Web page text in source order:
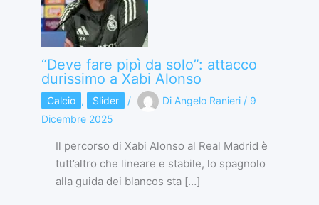
“Deve fare pipì da solo”: attacco
durissimo a Xabi Alonso
Calcio , Slider / Di Angelo Ranieri / 9
Dicembre 2025
Il percorso di Xabi Alonso al Real Madrid è
tutt’altro che lineare e stabile, lo spagnolo
alla guida dei blancos sta […]